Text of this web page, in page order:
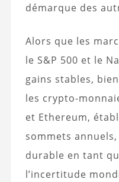
démarque des
Alors que les
le S&P 500 et le
gains stables,
les crypto-
et Ethereum,
sommets
durable en tant
l’incertitude